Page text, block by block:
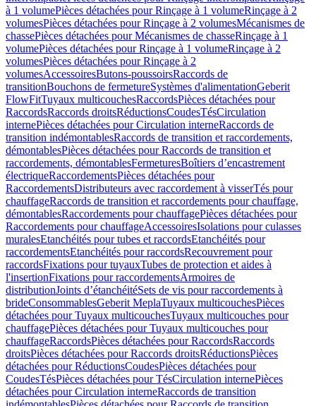
à 1 volumePièces détachées pour Rinçage à 1 volumeRinçage à 2
volumesPièces détachées pour Rinçage à 2 volumesMécanismes de
chassePièces détachées pour Mécanismes de chasseRinçage à 1
volumePièces détachées pour Rinçage à 1 volumeRinçage à 2
volumesPièces détachées pour Rinçage à 2
volumesAccessoiresButons-poussoirsRaccords de
transitionBouchons de fermetureSystèmes d'alimentationGeberit
FlowFitTuyaux multicouchesRaccordsPièces détachées pour
RaccordsRaccords droitsRéductionsCoudesTésCirculation
internePièces détachées pour Circulation interneRaccords de
transition indémontablesRaccords de transition et raccordements,
démontablesPièces détachées pour Raccords de transition et
raccordements, démontablesFermeturesBoîtiers d’encastrement
électriqueRaccordementsPièces détachées pour
RaccordementsDistributeurs avec raccordement à visserTés pour
chauffageRaccords de transition et raccordements pour chauffage,
démontablesRaccordements pour chauffagePièces détachées pour
Raccordements pour chauffageAccessoiresIsolations pour culasses
muralesEtanchéités pour tubes et raccordsEtanchéités pour
raccordementsEtanchéités pour raccordsRecouvrement pour
raccordsFixations pour tuyauxTubes de protection et aides à
l'insertionFixations pour raccordementsArmoires de
distributionJoints d’étanchéitéSets de vis pour raccordements à
brideConsommablesGeberit MeplaTuyaux multicouchesPièces
détachées pour Tuyaux multicouchesTuyaux multicouches pour
chauffagePièces détachées pour Tuyaux multicouches pour
chauffageRaccordsPièces détachées pour RaccordsRaccords
droitsPièces détachées pour Raccords droitsRéductionsPièces
détachées pour RéductionsCoudesPièces détachées pour
CoudesTésPièces détachées pour TésCirculation internePièces
détachées pour Circulation interneRaccords de transition